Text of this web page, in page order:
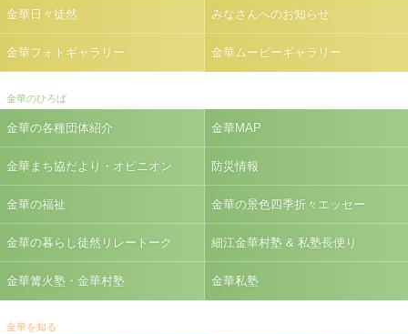
金華日々徒然 みなさんへのお知らせ
金華フォトギャラリー 金華ムービーギャラリー
金華のひろば
金華の各種団体紹介 金華MAP
金華まち協だより・オピニオン 防災情報
金華の福祉 金華の景色四季折々エッセー
金華の暮らし徒然リレートーク 細江金華村塾 & 私塾長便り
金華篝火塾・金華村塾 金華私塾
金華を知る